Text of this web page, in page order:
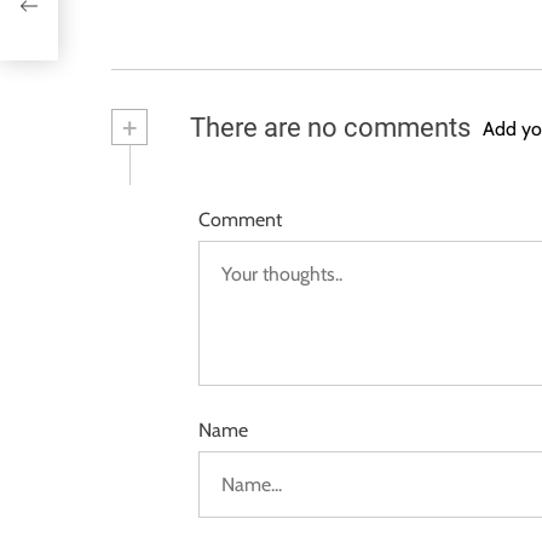
+ There are no comments Add
Comment
Name